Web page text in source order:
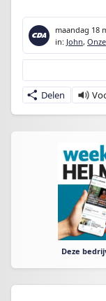
maandag 18
in: John,
Delen
Deze